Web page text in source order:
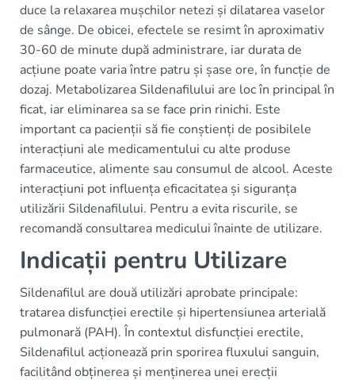
duce la relaxarea mușchilor netezi și dilatarea vaselor
de sânge. De obicei, efectele se resimt în aproximativ
30-60 de minute după administrare, iar durata de
acțiune poate varia între patru și șase ore, în funcție de
dozaj. Metabolizarea Sildenafilului are loc în principal în
ficat, iar eliminarea sa se face prin rinichi. Este
important ca pacienții să fie conștienți de posibilele
interacțiuni ale medicamentului cu alte produse
farmaceutice, alimente sau consumul de alcool. Aceste
interacțiuni pot influența eficacitatea și siguranța
utilizării Sildenafilului. Pentru a evita riscurile, se
recomandă consultarea medicului înainte de utilizare.
Indicații pentru Utilizare
Sildenafilul are două utilizări aprobate principale:
tratarea disfuncției erectile și hipertensiunea arterială
pulmonară (PAH). În contextul disfuncției erectile,
Sildenafilul acționează prin sporirea fluxului sanguin,
facilitând obținerea și menținerea unei erecții